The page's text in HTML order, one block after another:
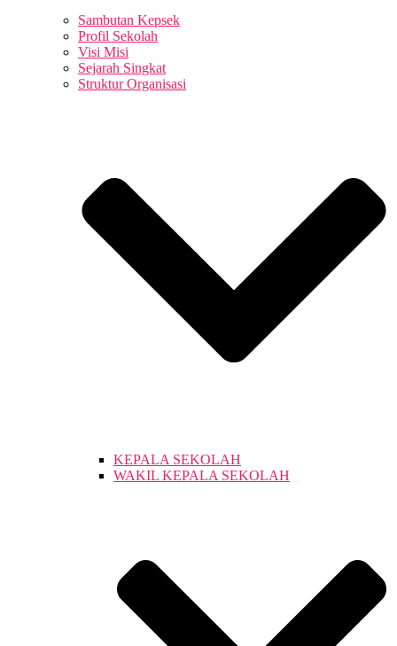
Sambutan Kepsek
Profil Sekolah
Visi Misi
Sejarah Singkat
Struktur Organisasi
KEPALA SEKOLAH
WAKIL KEPALA SEKOLAH